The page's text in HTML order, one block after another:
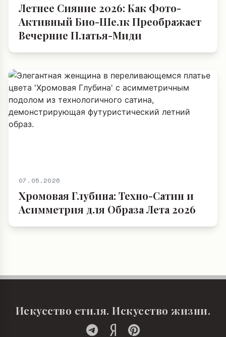
Летнее Сияние 2026: Как Фото-
Активный Био-Шелк Преображает
Вечерние Платья-Миди
07.05.2026
Хромовая Глубина: Техно-Сатин и
Асимметрия для Образа Лета 2026
Искусство стиля. Искусство жизни.